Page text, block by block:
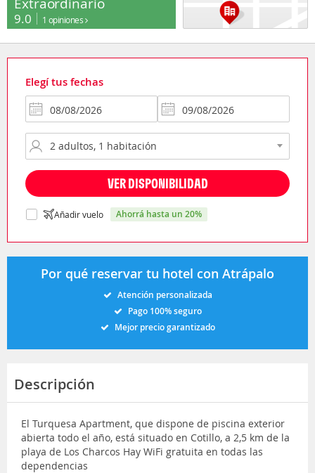
9.0 1 opiniones
Elegí tus fechas
VER DISPONIBILIDAD
Añadir vuelo ahorrá hasta un 20%
Por qué reservar tu hotel con Atrápalo
Atención personalizada
Pago 100% seguro
Mejor precio garantizado
Descripción
El Turquesa Apartment, que dispone de piscina exterior
abierta todo el año, está situado en Cotillo, a 2,5 km de la
playa de Los Charcos Hay WiFi gratuita en todas las
dependencias